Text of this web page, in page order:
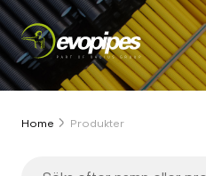
Home Produkter